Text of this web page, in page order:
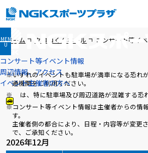
MEN
U
コンサート等イベント情報
周辺情報、アクセス
イベント主催者の方へ
ホーム クロコくんホール コンサート等イ
※いずれのイベントも駐車場が満車になる恐れ
通機関をご利用ください。
※
は、特に駐車場及び周辺道路が混雑する恐
※コンサート等イベント情報は主催者からの情
す。
主催者側の都合により、日程・内容等が変更
で、ご承知ください。
2026年12月